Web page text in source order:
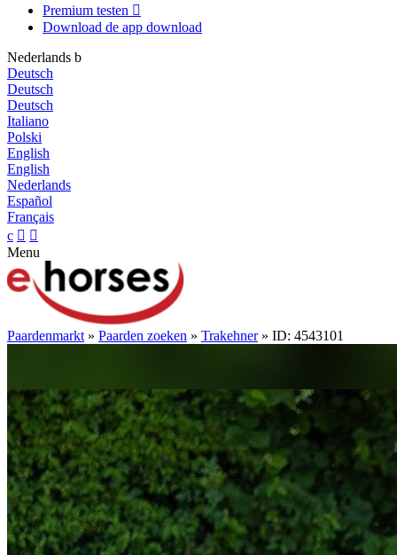
Premium testen 
Download de app download
Nederlands b
Deutsch
Deutsch
Deutsch
Italiano
Polski
English
English
Nederlands
Español
Français
c  
Menu
Paardenmarkt » Paarden zoeken » Trakehner» ID: 4543101